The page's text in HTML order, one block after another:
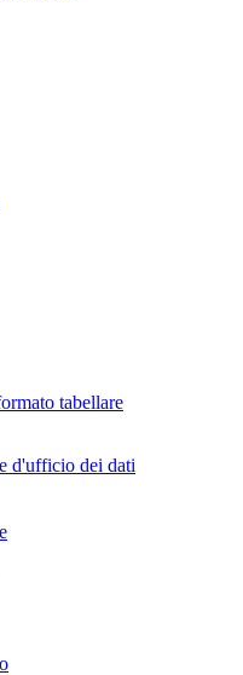
tabellare
d'ufficio dei dati